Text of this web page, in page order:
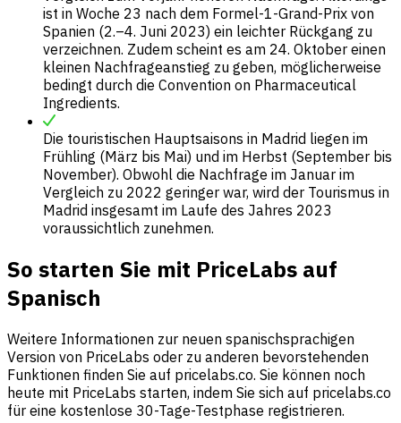
ist in Woche 23 nach dem Formel-1-Grand-Prix von
Spanien (2.–4. Juni 2023) ein leichter Rückgang zu
verzeichnen. Zudem scheint es am 24. Oktober einen
kleinen Nachfrageanstieg zu geben, möglicherweise
bedingt durch die Convention on Pharmaceutical
Ingredients.
Die touristischen Hauptsaisons in Madrid liegen im
Frühling (März bis Mai) und im Herbst (September bis
November). Obwohl die Nachfrage im Januar im
Vergleich zu 2022 geringer war, wird der Tourismus in
Madrid insgesamt im Laufe des Jahres 2023
voraussichtlich zunehmen.
So starten Sie mit PriceLabs auf
Spanisch
Weitere Informationen zur neuen spanischsprachigen
Version von PriceLabs oder zu anderen bevorstehenden
Funktionen finden Sie auf pricelabs.co. Sie können noch
heute mit PriceLabs starten, indem Sie sich auf pricelabs.co
für eine kostenlose 30-Tage-Testphase registrieren.